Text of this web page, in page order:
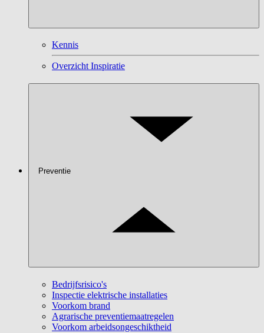
Kennis
Overzicht Inspiratie
Preventie
Bedrijfsrisico's
Inspectie elektrische installaties
Voorkom brand
Agrarische preventiemaatregelen
Voorkom arbeidsongeschiktheid